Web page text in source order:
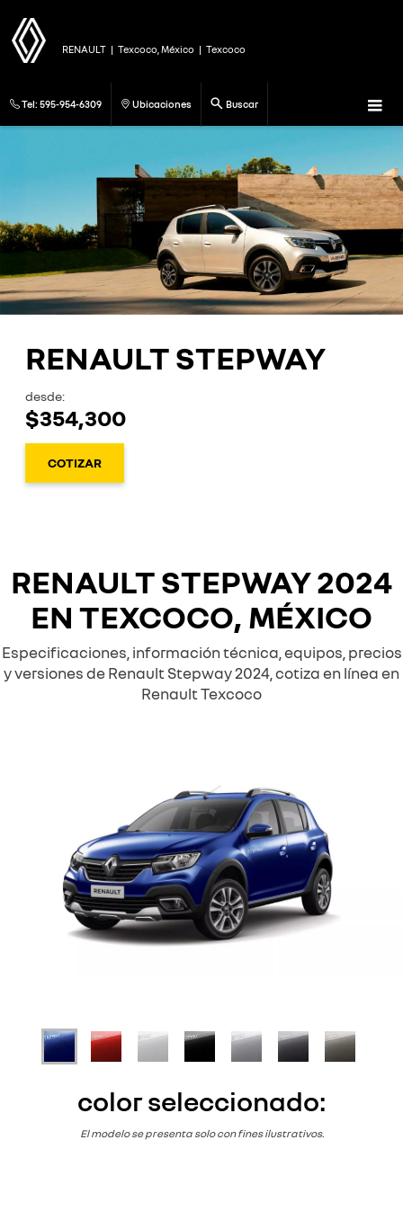
RENAULT | Texcoco, México | Texcoco
Tel: 595-954-6309 Ubicaciones Buscar
RENAULT STEPWAY
desde:
$354,300
COTIZAR
RENAULT STEPWAY 2024
EN TEXCOCO, MÉXICO
Especificaciones, información técnica, equipos, precios
y versiones de Renault Stepway 2024, cotiza en línea en
Renault Texcoco
color seleccionado:
El modelo se presenta solo con fines ilustrativos.